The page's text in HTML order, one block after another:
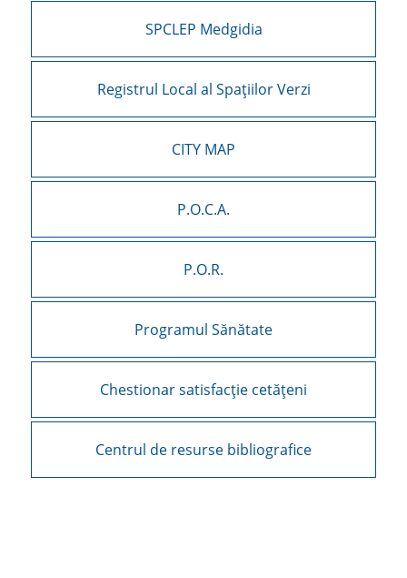
SPCLEP Medgidia
Registrul Local al Spațiilor Verzi
CITY MAP
P.O.C.A.
P.O.R.
Programul Sănătate
Chestionar satisfacție cetățeni
Centrul de resurse bibliografice